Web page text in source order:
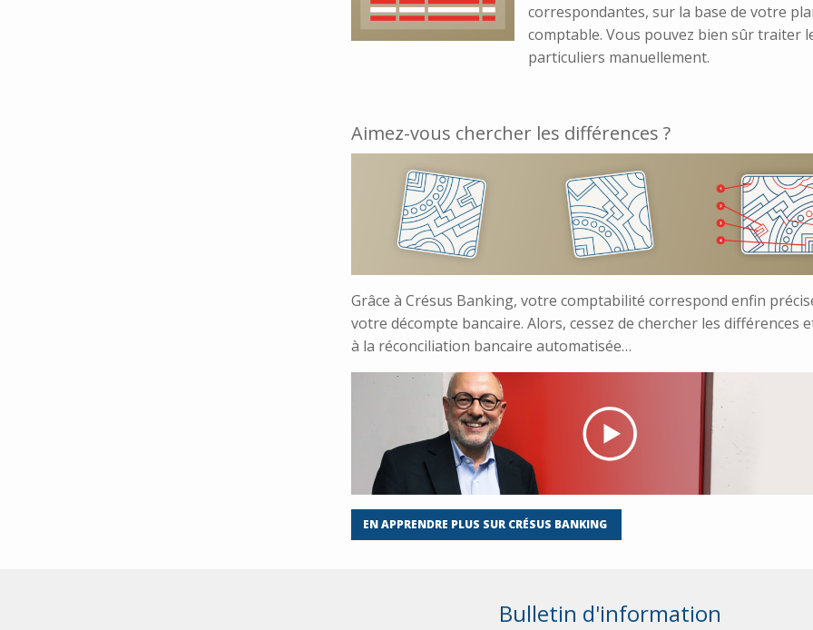
correspondantes, sur la base de votre
comptable. Vous pouvez bien sûr traiter
particuliers manuellement.
Aimez-vous chercher les différences ?
Grâce à Crésus Banking, votre comptabilité correspond enfin
votre décompte bancaire. Alors, cessez de chercher les différences
à la réconciliation bancaire automatisée…
EN APPRENDRE PLUS SUR CRÉSUS BANKING
Bulletin d'information